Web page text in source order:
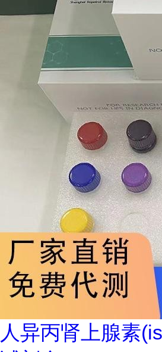
人异丙肾上腺素